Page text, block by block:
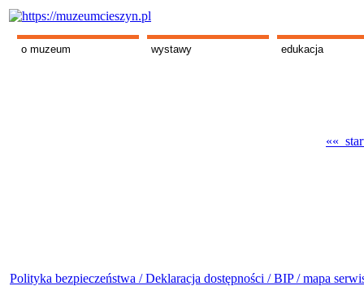
o muzeum wystawy edukacja
««
Polityka bezpieczeństwa /Deklaracja dostępności /BIP /mapa